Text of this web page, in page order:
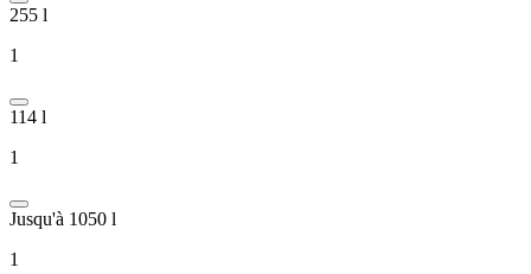
255 l
1
114 l
1
Jusqu'à 1050 l
1